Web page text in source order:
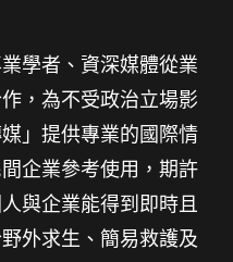
學者、資深媒體從業
，為不受政治立場影
」提供專業的國際情
企業參考使用，期許
與企業能得到即時且
外求生、簡易救護及